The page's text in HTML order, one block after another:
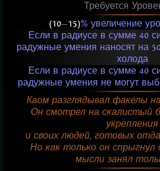
Требуется
(10—15)% увеличение
Если в радиусе в сумме 40
радужные умения наносят на
холода
Если в радиусе в сумме 40
радужные умения не могут
Каом разглядывал факелы
Он смотрел на скалистый
укрепления
и своих людей, готовых
Но как только он спрыгнул
мысли занял